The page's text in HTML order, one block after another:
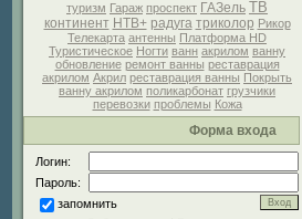
туризм Гараж проспект ГАЗель ТВ
континент НТВ+ радуга триколор Рикор
Телекарта антенны Платформа HD
Туристическое Ногти ванн акрилом ванну
обновление ремонт ванны реставрация
акрилом Акрил реставрация ванны Покрыть
ванну акрилом поликарбонат грузчики
перевозки проблемы Кожа
Форма входа
Логин:
Пароль:
запомнить